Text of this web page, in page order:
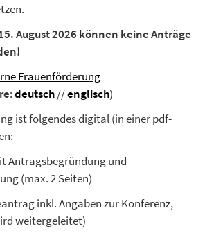
August 2026 können keine Anträge
Frauenförderung
:deutsch//englisch)
ist folgendes digital (ineinerpdf-
Antragsbegründung und
(max. 2 Seiten)
inkl. Angaben zur Konferenz,
weitergeleitet)